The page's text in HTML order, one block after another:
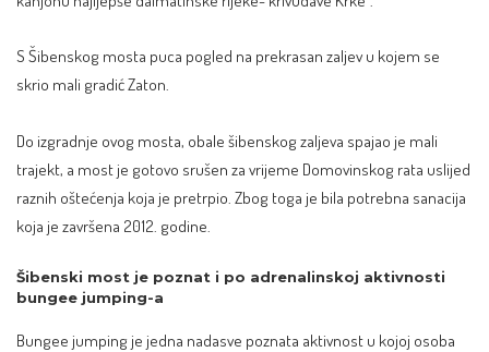
S Šibenskog mosta puca pogled na prekrasan zaljev u kojem se
skrio mali gradić Zaton.
Do izgradnje ovog mosta, obale šibenskog zaljeva spajao je mali
trajekt, a most je gotovo srušen za vrijeme Domovinskog rata uslijed
raznih oštećenja koja je pretrpio. Zbog toga je bila potrebna sanacija
koja je završena 2012. godine.
Šibenski most je poznat i po adrenalinskoj aktivnosti
bungee jumping-a
Bungee jumping je jedna nadasve poznata aktivnost u kojoj osoba